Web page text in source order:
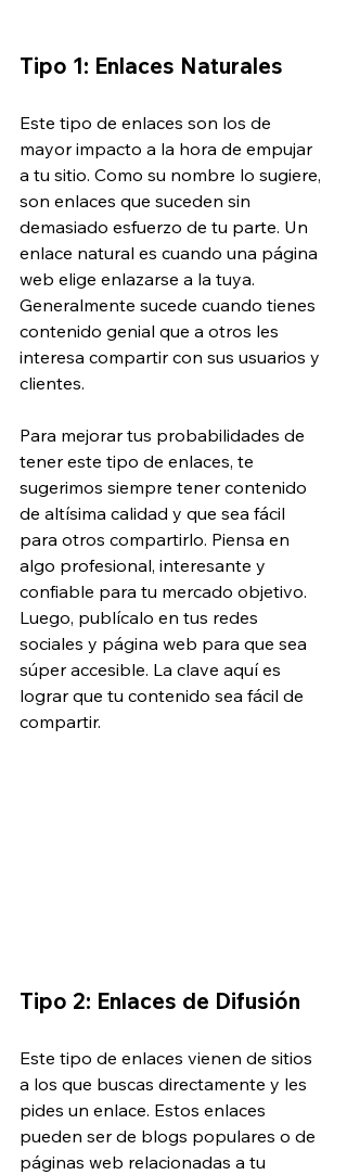
Tipo 1: Enlaces Naturales
Este tipo de enlaces son los de
mayor impacto a la hora de empujar
a tu sitio. Como su nombre lo sugiere,
son enlaces que suceden sin
demasiado esfuerzo de tu parte. Un
enlace natural es cuando una página
web elige enlazarse a la tuya.
Generalmente sucede cuando tienes
contenido genial que a otros les
interesa compartir con sus usuarios y
clientes.
Para mejorar tus probabilidades de
tener este tipo de enlaces, te
sugerimos siempre tener contenido
de altísima calidad y que sea fácil
para otros compartirlo. Piensa en
algo profesional, interesante y
confiable para tu mercado objetivo.
Luego, publícalo en tus redes
sociales y página web para que sea
súper accesible. La clave aquí es
lograr que tu contenido sea fácil de
compartir.
Tipo 2: Enlaces de Difusión
Este tipo de enlaces vienen de sitios
a los que buscas directamente y les
pides un enlace. Estos enlaces
pueden ser de blogs populares o de
páginas web relacionadas a tu